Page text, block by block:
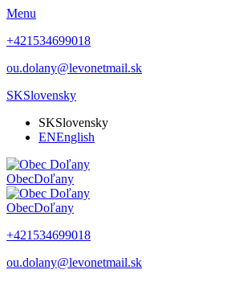
Menu
+421534699018
ou.dolany@levonetmail.sk
SKSlovensky
SKSlovensky
ENEnglish
ObecDoľany
ObecDoľany
+421534699018
ou.dolany@levonetmail.sk